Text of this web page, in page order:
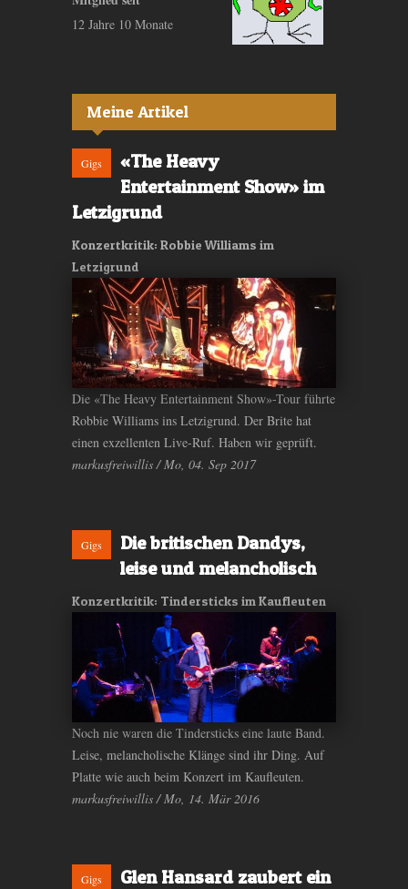
12 Jahre 10 Monate
Meine Artikel
Gigs
«The Heavy
Entertainment Show» im
Letzigrund
Konzertkritik: Robbie Williams im
Letzigrund
Die «The Heavy Entertainment Show»-Tour führte
Robbie Williams ins Letzigrund. Der Brite hat
einen exzellenten Live-Ruf. Haben wir geprüft.
markusfreiwillis / Mo, 04. Sep 2017
Gigs
Die britischen Dandys,
leise und melancholisch
Konzertkritik: Tindersticks im Kaufleuten
Noch nie waren die Tindersticks eine laute Band.
Leise, melancholische Klänge sind ihr Ding. Auf
Platte wie auch beim Konzert im Kaufleuten.
markusfreiwillis / Mo, 14. Mär 2016
Gigs
Glen Hansard zaubert ein